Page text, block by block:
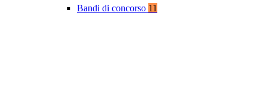
Bandi di concorso 11